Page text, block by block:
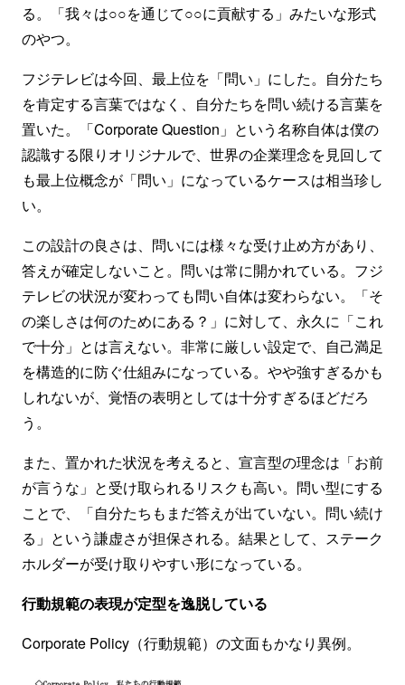
る。「我々は○○を通じて○○に貢献する」みたいな形式
のやつ。
フジテレビは今回、最上位を「問い」にした。自分たち
を肯定する言葉ではなく、自分たちを問い続ける言葉を
置いた。「Corporate Question」という名称自体は僕の
認識する限りオリジナルで、世界の企業理念を見回して
も最上位概念が「問い」になっているケースは相当珍し
い。
この設計の良さは、問いには様々な受け止め方があり、
答えが確定しないこと。問いは常に開かれている。フジ
テレビの状況が変わっても問い自体は変わらない。「そ
の楽しさは何のためにある？」に対して、永久に「これ
で十分」とは言えない。非常に厳しい設定で、自己満足
を構造的に防ぐ仕組みになっている。やや強すぎるかも
しれないが、覚悟の表明としては十分すぎるほどだろ
う。
また、置かれた状況を考えると、宣言型の理念は「お前
が言うな」と受け取られるリスクも高い。問い型にする
ことで、「自分たちもまだ答えが出ていない。問い続け
る」という謙虚さが担保される。結果として、ステーク
ホルダーが受け取りやすい形になっている。
行動規範の表現が定型を逸脱している
Corporate Policy（行動規範）の文面もかなり異例。